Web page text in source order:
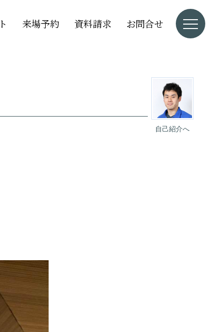
来場予約 資料請求 お問合せ
自己紹介へ